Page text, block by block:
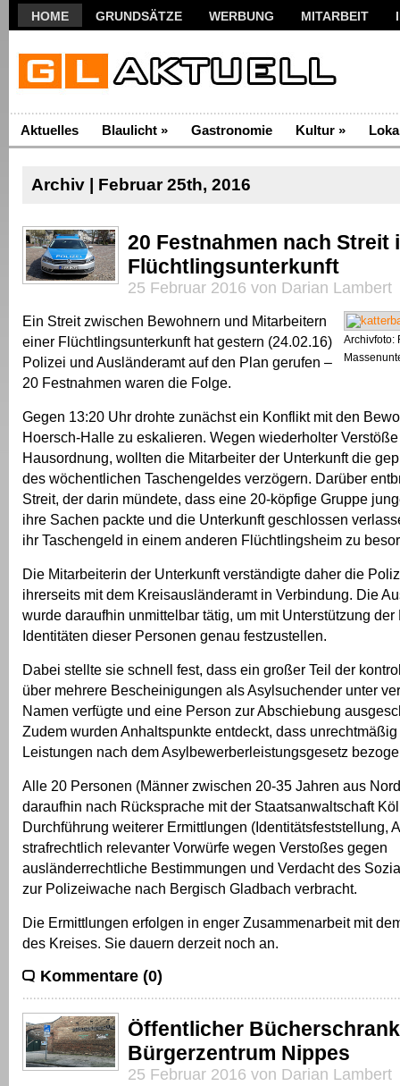
HOME GRUNDSÄTZE WERBUNG MITARBEIT
Aktuelles Blaulicht » Gastronomie Kultur »
Archiv | Februar 25th, 2016
20 Festnahmen nach Streit
Flüchtlingsunterkunft
25 Februar 2016 von Darian Lambert
Archivfoto:
Ein Streit zwischen Bewohnern und Mitarbeitern
einer Flüchtlingsunterkunft hat gestern (24.02.16)
Polizei und Ausländeramt auf den Plan gerufen –
20 Festnahmen waren die Folge.
Gegen 13:20 Uhr drohte zunächst ein Konflikt mit den
Hoersch-Halle zu eskalieren. Wegen wiederholter
Hausordnung, wollten die Mitarbeiter der Unterkunft die
des wöchentlichen Taschengeldes verzögern. Darüber
Streit, der darin mündete, dass eine 20-köpfige Gruppe
ihre Sachen packte und die Unterkunft geschlossen
ihr Taschengeld in einem anderen Flüchtlingsheim zu
Die Mitarbeiterin der Unterkunft verständigte daher die
ihrerseits mit dem Kreisausländeramt in Verbindung. Die
wurde daraufhin unmittelbar tätig, um mit Unterstützung
Identitäten dieser Personen genau festzustellen.
Dabei stellte sie schnell fest, dass ein großer Teil der
über mehrere Bescheinigungen als Asylsuchender unter
Namen verfügte und eine Person zur Abschiebung
Zudem wurden Anhaltspunkte entdeckt, dass
Leistungen nach dem Asylbewerberleistungsgesetz
Alle 20 Personen (Männer zwischen 20-35 Jahren aus
daraufhin nach Rücksprache mit der Staatsanwaltschaft
Durchführung weiterer Ermittlungen (Identitätsfeststellung,
strafrechtlich relevanter Vorwürfe wegen Verstoßes gegen
ausländerrechtliche Bestimmungen und Verdacht des
zur Polizeiwache nach Bergisch Gladbach verbracht.
Die Ermittlungen erfolgen in enger Zusammenarbeit mit
des Kreises. Sie dauern derzeit noch an.
Kommentare (0)
Öffentlicher Bücherschrank
Bürgerzentrum Nippes
25 Februar 2016 von Darian Lambert